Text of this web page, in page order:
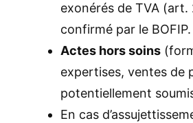
exonérés de TVA (art.
confirmé par le BOFIP.
Actes hors soins
expertises, ventes de
potentiellement
En cas